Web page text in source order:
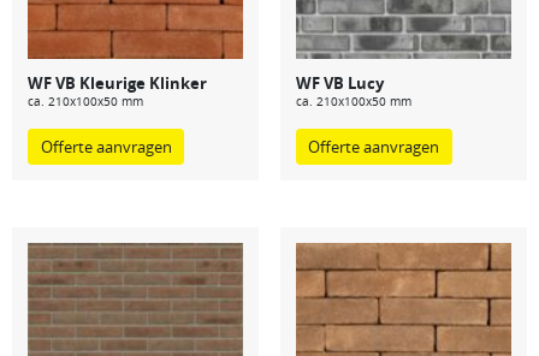
WF VB Kleurige Klinker
ca. 210x100x50 mm
Offerte aanvragen
WF VB Lucy
ca. 210x100x50 mm
Offerte aanvragen